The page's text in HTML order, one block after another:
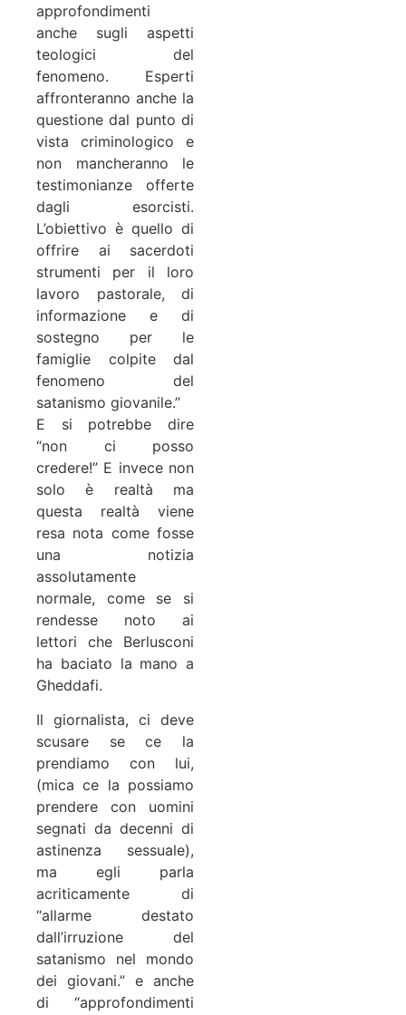
approfondimenti
anche sugli aspetti
teologici del
fenomeno. Esperti
affronteranno anche la
questione dal punto di
vista criminologico e
non mancheranno le
testimonianze offerte
dagli esorcisti.
L’obiettivo è quello di
offrire ai sacerdoti
strumenti per il loro
lavoro pastorale, di
informazione e di
sostegno per le
famiglie colpite dal
fenomeno del
satanismo giovanile.”
E si potrebbe dire
“non ci posso
credere!” E invece non
solo è realtà ma
questa realtà viene
resa nota come fosse
una notizia
assolutamente
normale, come se si
rendesse noto ai
lettori che Berlusconi
ha baciato la mano a
Gheddafi.
Il giornalista, ci deve
scusare se ce la
prendiamo con lui,
(mica ce la possiamo
prendere con uomini
segnati da decenni di
astinenza sessuale),
ma egli parla
acriticamente di
“allarme destato
dall’irruzione del
satanismo nel mondo
dei giovani.” e anche
di “approfondimenti